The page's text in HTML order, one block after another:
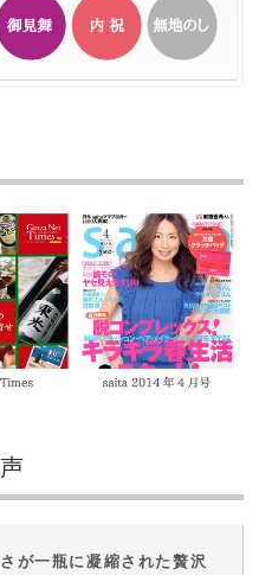
が一瓶に凝縮された贅沢